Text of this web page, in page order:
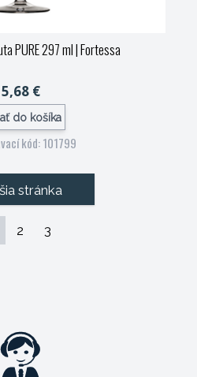
PURE 297 ml| Fortessa
5,68 €
do košíka
kód: 101799
stránka
2 3